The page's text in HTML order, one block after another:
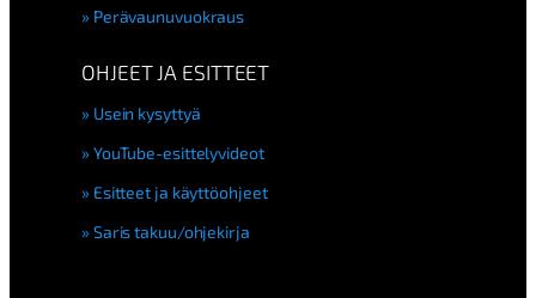
Perävaunuvuokraus
OHJEET JA ESITTEET
Usein kysyttyä
YouTube-esittelyvideot
Esitteet ja käyttöohjeet
Saris takuu/ohjekirja